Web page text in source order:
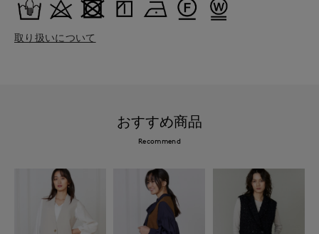
取り扱いについて
おすすめ商品
Recommend